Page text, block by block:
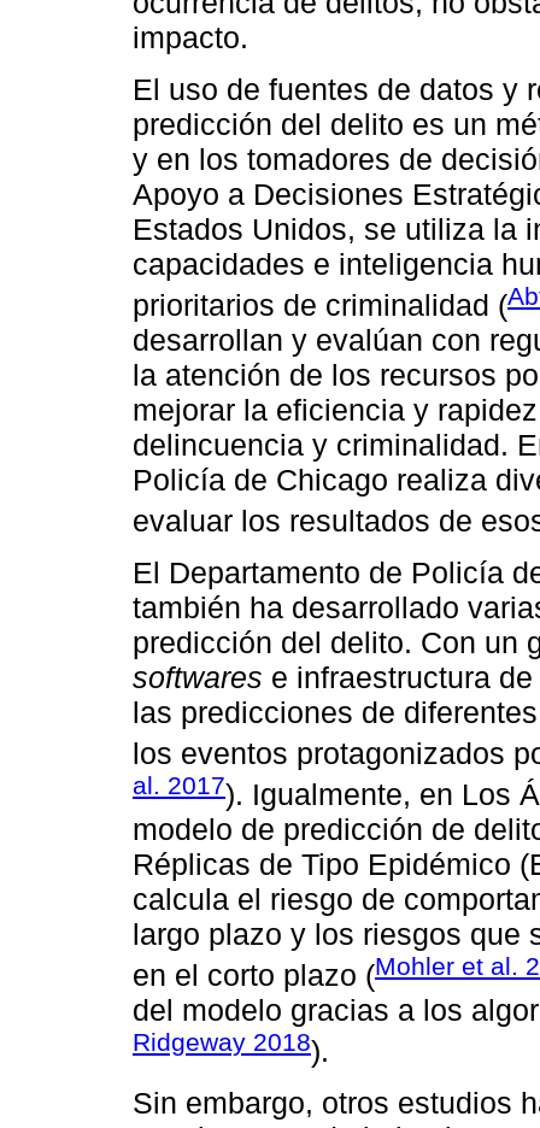
impacto.
El uso de fuentes de datos y
predicción del delito es un
y en los tomadores de
Apoyo a Decisiones
Estados Unidos, se utiliza la
capacidades e inteligencia
prioritarios de criminalidad (
desarrollan y evalúan con
la atención de los recursos
mejorar la eficiencia y
delincuencia y criminalidad.
Policía de Chicago realiza
evaluar los resultados de
El Departamento de Policía
también ha desarrollado
predicción del delito. Con un
softwares e infraestructura
las predicciones de
los eventos protagonizados
al. 2017). Igualmente, en Los
modelo de predicción de
Réplicas de Tipo Epidémico
calcula el riesgo de
largo plazo y los riesgos que
en el corto plazo (Mohler et al.
del modelo gracias a los
Ridgeway 2018).
Sin embargo, otros estudios